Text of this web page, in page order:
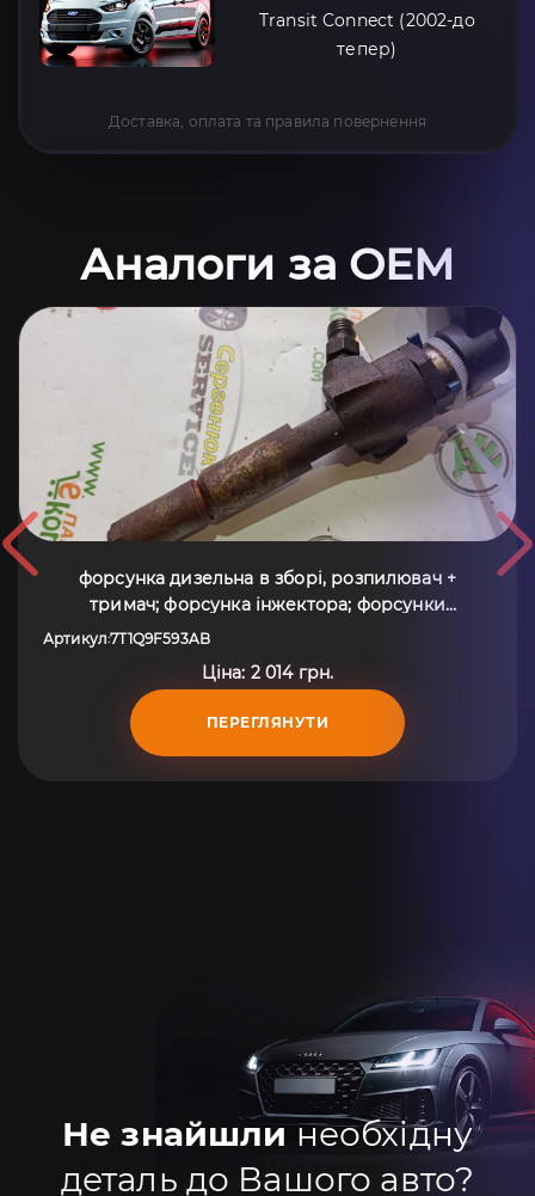
Transit Connect (2002-до
тепер)
Доставка, оплата та правила повернення
Аналоги за OEM
форсунка дизельна в зборі, розпилювач +
тримач; форсунка інжектора; форсунки
електромагнітні Ford Tourneo Connect (2002-до
Артикул:7T1Q9F593AB
Ціна: 2 014 грн.
ПЕРЕГЛЯНУТИ
Не знайшли необхідну
деталь до Вашого авто?